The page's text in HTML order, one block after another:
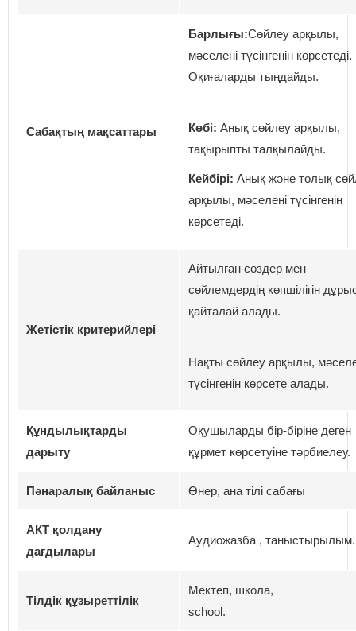
Сабақтың мақсаттары
Барлығы:Сөйлеу арқылы,
мәселені түсінгенін көрсетеді.
Оқиғаларды тыңдайды.
Көбі: Анық сөйлеу арқылы,
тақырыпты талқылайды.
Кейбірі: Анық және толық
арқылы, мәселені түсінгенін
көрсетеді.
Жетістік критерийлері
Айтылған сөздер мен
сөйлемдердің көпшілігін
қайталай алады.
Нақты сөйлеу арқылы,
түсінгенін көрсете алады.
Құндылықтарды
дарыту
Оқушыларды бір-біріне деген
құрмет көрсетуіне тәрбиелеу.
Пәнаралық байланыс Өнер, ана тілі сабағы
АКТ қолдану
дағдылары
Аудиожазба , таныстырылым.
Тілдік құзыреттілік
Мектеп, школа,
school.